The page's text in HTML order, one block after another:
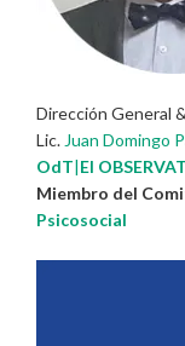
Dirección General
Lic. Juan Domingo
OdT|El
Miembro del
Psicosocial